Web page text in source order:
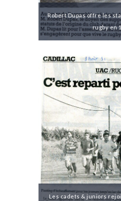
Robert Dupas offre les
rugby en
Les cadets & juniors